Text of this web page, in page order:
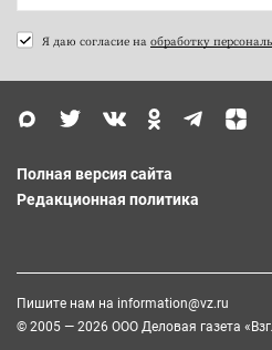
Я даю согласие на обработку
Полная версия сайта
Редакционная политика
Пишите нам на information@vz.ru
© 2005 — 2026 ООО Деловая газета